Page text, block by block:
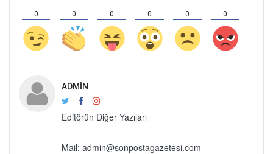
0 0 0 0 0 0
ADMIN
Editörün Diğer Yazıları
Mail: admin@sonpostagazetesi.com